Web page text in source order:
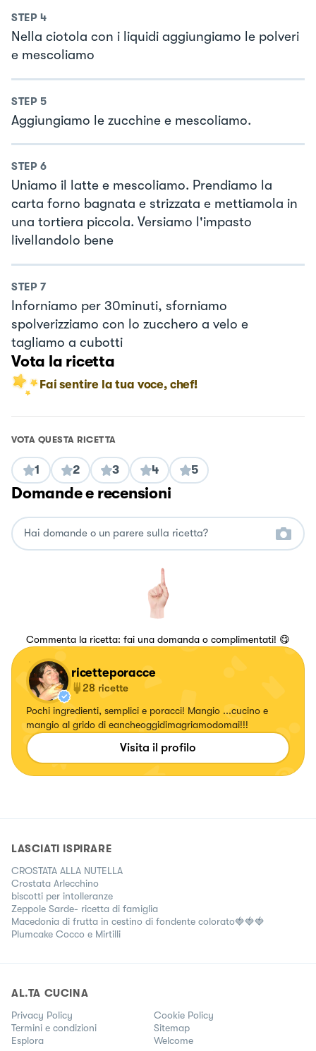
STEP 4
Nella ciotola con i liquidi aggiungiamo le polveri
e mescoliamo
STEP 5
Aggiungiamo le zucchine e mescoliamo.
STEP 6
Uniamo il latte e mescoliamo. Prendiamo la
carta forno bagnata e strizzata e mettiamola in
una tortiera piccola. Versiamo l'impasto
livellandolo bene
STEP 7
Inforniamo per 30minuti, sforniamo
spolverizziamo con lo zucchero a velo e
tagliamo a cubotti
Vota la ricetta
Fai sentire la tua voce, chef!
VOTA QUESTA RICETTA
1 2 3 4 5
Domande e recensioni
Commenta la ricetta: fai una domanda o complimentati! 😋
ricetteporacce
28 ricette
Pochi ingredienti, semplici e poracci! Mangio ...cucino e
mangio al grido di eancheoggidimagriamodomai!!!
Visita il profilo
LASCIATI ISPIRARE
CROSTATA ALLA NUTELLA
Crostata Arlecchino
biscotti per intolleranze
Zeppole Sarde- ricetta di famiglia
Macedonia di frutta in cestino di fondente colorato🍓🍓🍓
Plumcake Cocco e Mirtilli
AL.TA CUCINA
Privacy Policy
Cookie Policy
Termini e condizioni
Sitemap
Esplora
Welcome